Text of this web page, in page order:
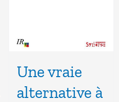
Une vraie
alternative à